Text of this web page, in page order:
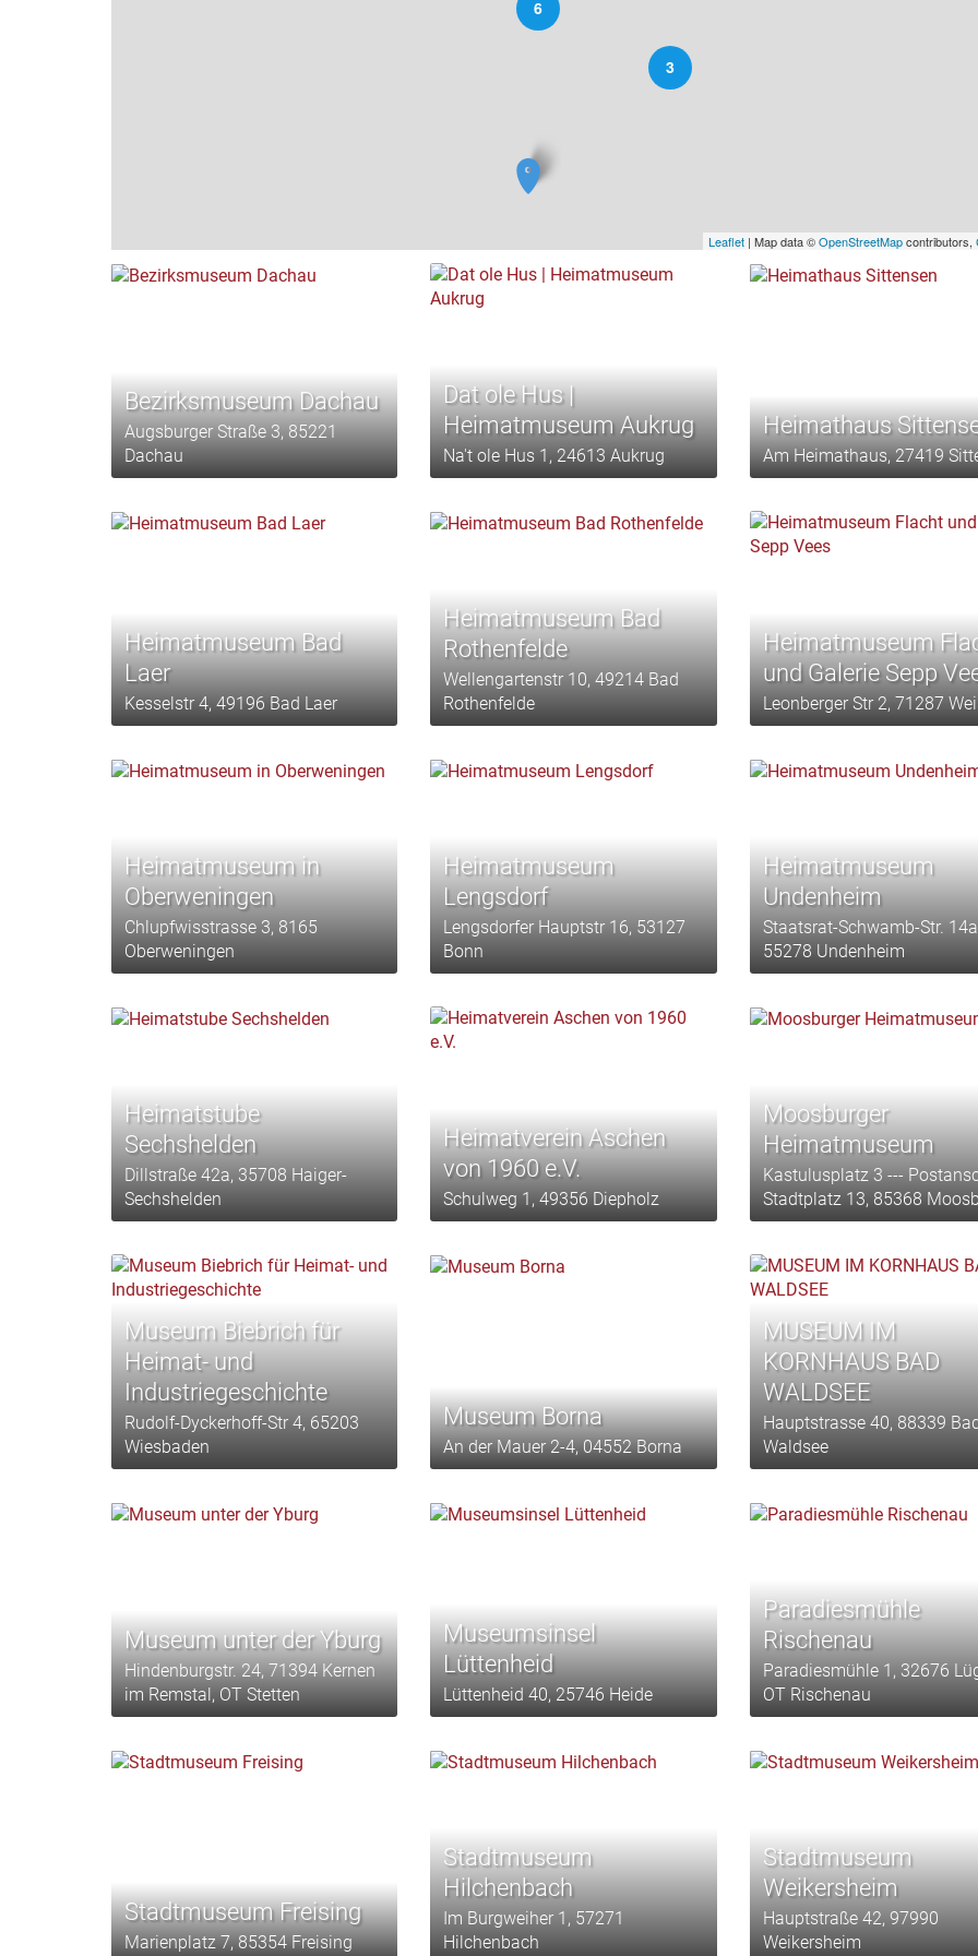
3
6
Leaflet| Map data ©OpenStreetMapcontributors,
Bezirksmuseum Dachau
Augsburger Straße 3, 85221
Dachau
Dat ole Hus |
Heimatmuseum Aukrug
Na't ole Hus 1, 24613 Aukrug
Heimathaus
Am Heimathaus, 27419
Heimatmuseum Bad
Laer
Kesselstr 4, 49196 Bad Laer
Heimatmuseum Bad
Rothenfelde
Wellengartenstr 10, 49214 Bad
Rothenfelde
Heimatmuseum
und Galerie Sepp
Leonberger Str 2, 71287
Heimatmuseum in
Oberweningen
Chlupfwisstrasse 3, 8165
Oberweningen
Heimatmuseum
Lengsdorf
Lengsdorfer Hauptstr 16, 53127
Bonn
Heimatmuseum
Undenheim
Staatsrat-Schwamb-Str.
55278 Undenheim
Heimatstube
Sechshelden
Dillstraße 42a, 35708 Haiger-
Sechshelden
Heimatverein Aschen
von 1960 e.V.
Schulweg 1, 49356 Diepholz
Moosburger
Heimatmuseum
Kastulusplatz 3 ---
Stadtplatz 13, 85368
Museum Biebrich für
Heimat- und
Industriegeschichte
Rudolf-Dyckerhoff-Str 4, 65203
Wiesbaden
Museum Borna
An der Mauer 2-4, 04552 Borna
MUSEUM IM
KORNHAUS BAD
WALDSEE
Hauptstrasse 40, 88339
Waldsee
Museum unter der Yburg
Hindenburgstr. 24, 71394 Kernen
im Remstal, OT Stetten
Museumsinsel
Lüttenheid
Lüttenheid 40, 25746 Heide
Paradiesmühle
Rischenau
Paradiesmühle 1, 32676
OT Rischenau
Stadtmuseum Freising
Marienplatz 7, 85354 Freising
Stadtmuseum
Hilchenbach
Im Burgweiher 1, 57271
Hilchenbach
Stadtmuseum
Weikersheim
Hauptstraße 42, 97990
Weikersheim